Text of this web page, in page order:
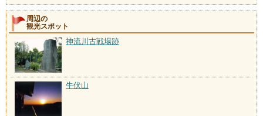
周辺の
観光スポット
神流川古戦場跡
牛伏山